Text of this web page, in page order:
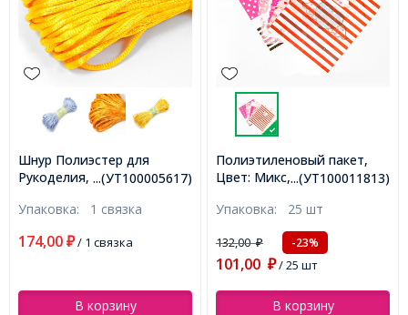
...(УТ100005617)
Шнур Полиэстер для
Рукоделия, Оранжевый,
(УТ100005617)
Упаковка: 1 связка
174,00 ₽/ 1 связка
В корзину
...(УТ100011813)
Полиэтиленовый пакет,
Цвет: Микс, Размер:
Упаковка: 25 шт
132,00₽ -23%
101,00 ₽/ 25 шт
В корзину